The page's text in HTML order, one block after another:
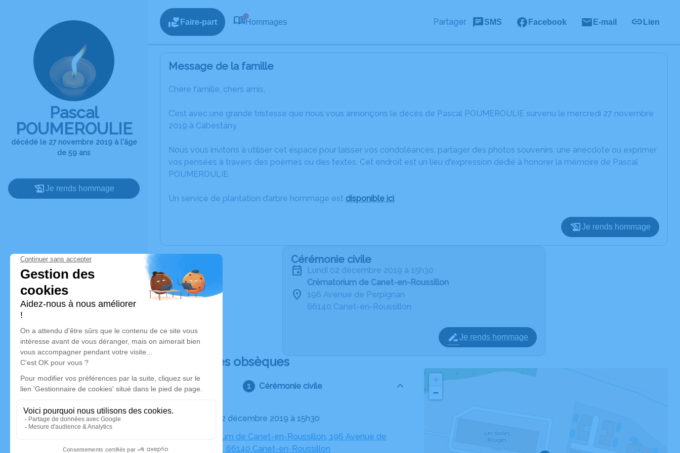
Pascal
POUMEROULIE
décédé le 27 novembre 2019 à l'âge
de 59 ans
Je rends hommage
Faire-part Hommages Partager SMS Facebook E-mail Lien
Message de la famille
Chère famille, chers amis,
C’est avec une grande tristesse que nous vous annonçons le décès de Pascal POUMEROULIE survenu le mercredi 27 novembre
2019 à Cabestany.
Nous vous invitons à utiliser cet espace pour laisser vos condoléances, partager des photos souvenirs, une anecdote ou exprimer
vos pensées à travers des poèmes ou des textes. Cet endroit est un lieu d'expression dédié à honorer la mémoire de Pascal
POUMEROULIE.
Un service de plantation d’arbre hommage est disponible ici.
Je rends hommage
Cérémonie civile
lundi 02 décembre 2019 à 15h30
Crématorium de Canet-en-Roussillon
196 Avenue de Perpignan
66140 Canet-en-Roussillon
Je rends hommage
Déroulé des obsèques
Cérémonie civile
Le lundi 02 décembre 2019 à 15h30
Crématorium de Canet-en-Roussillon, 196 Avenue de
Perpignan, 66140 Canet-en-Roussillon
−